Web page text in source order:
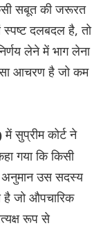
सबूत की जरूरत
स्पष्ट दलबदल है, तो
लेने में भाग लेना
आचरण है जो कम
में सुप्रीम कोर्ट ने
गया कि किसी
अनुमान उस सदस्य
जो औपचारिक
रूप से